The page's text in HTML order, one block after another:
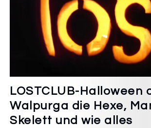
LOSTCLUB-Halloween
Walpurga die Hexe,
Skelett und wie alles